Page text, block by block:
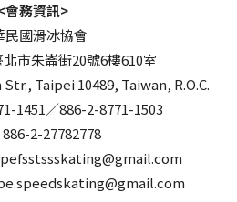
會務資訊>
民國滑冰協會
市朱崙街20號6樓610室
Taipei 10489, Taiwan, R.O.C.
1451／886-2-8771-1503
886-2-27782778